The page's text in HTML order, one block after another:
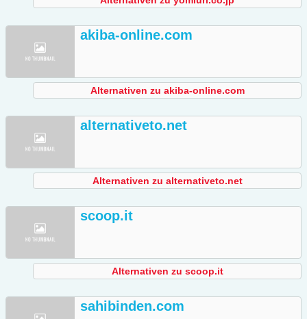
akiba-online.com
Alternativen zu akiba-online.com
alternativeto.net
Alternativen zu alternativeto.net
scoop.it
Alternativen zu scoop.it
sahibinden.com